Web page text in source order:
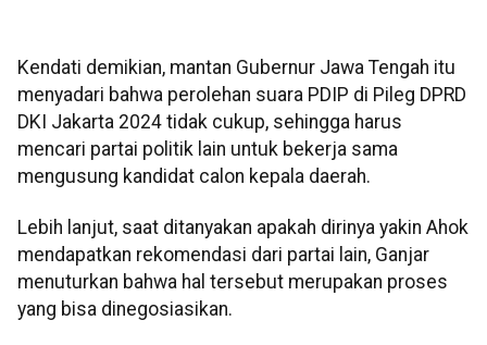
Kendati demikian, mantan Gubernur Jawa Tengah itu
menyadari bahwa perolehan suara PDIP di Pileg DPRD
DKI Jakarta 2024 tidak cukup, sehingga harus
mencari partai politik lain untuk bekerja sama
mengusung kandidat calon kepala daerah.
Lebih lanjut, saat ditanyakan apakah dirinya yakin Ahok
mendapatkan rekomendasi dari partai lain, Ganjar
menuturkan bahwa hal tersebut merupakan proses
yang bisa dinegosiasikan.